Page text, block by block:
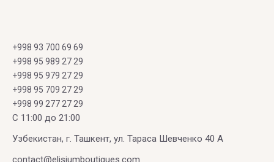
+998 93 700 69 69
+998 95 989 27 29
+998 95 979 27 29
+998 95 709 27 29
+998 99 277 27 29
C 11:00 до 21:00
Узбекистан, г. Ташкент, ул. Тараса Шевченко 40 А
contact@elisiumboutiques.com